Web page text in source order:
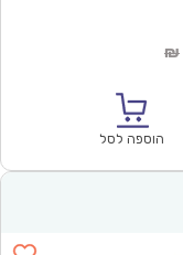
₪
הוספה לסל